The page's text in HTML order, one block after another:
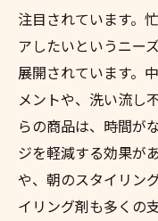
注目されています。
アしたいというニー
展開されています。
メントや、洗い流し
らの商品は、時間が
ジを軽減する効果が
や、朝のスタイリン
イリング剤も多くの